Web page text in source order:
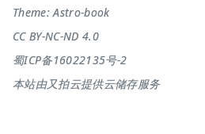
Theme:Astro-book
CC BY-NC-ND 4.0
蜀ICP备16022135号-2
本站由又拍云提供云储存服务